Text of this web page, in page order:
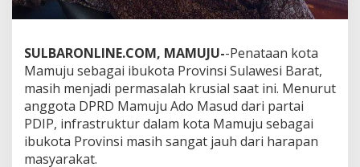
m
a
a
D
R
D
M
a
SULBARONLINE.COM, MAMUJU--Penataan kota
Mamuju sebagai ibukota Provinsi Sulawesi Barat,
masih menjadi permasalah krusial saat ini. Menurut
anggota DPRD Mamuju Ado Masud dari partai
PDIP, infrastruktur dalam kota Mamuju sebagai
ibukota Provinsi masih sangat jauh dari harapan
masyarakat.